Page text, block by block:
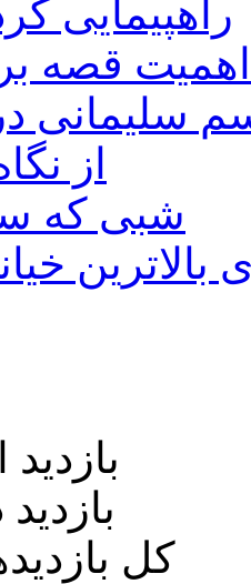
راهپیمایی
سلیمانی
از
شبی که
بازدید
بازدید
کل بازدیدها: